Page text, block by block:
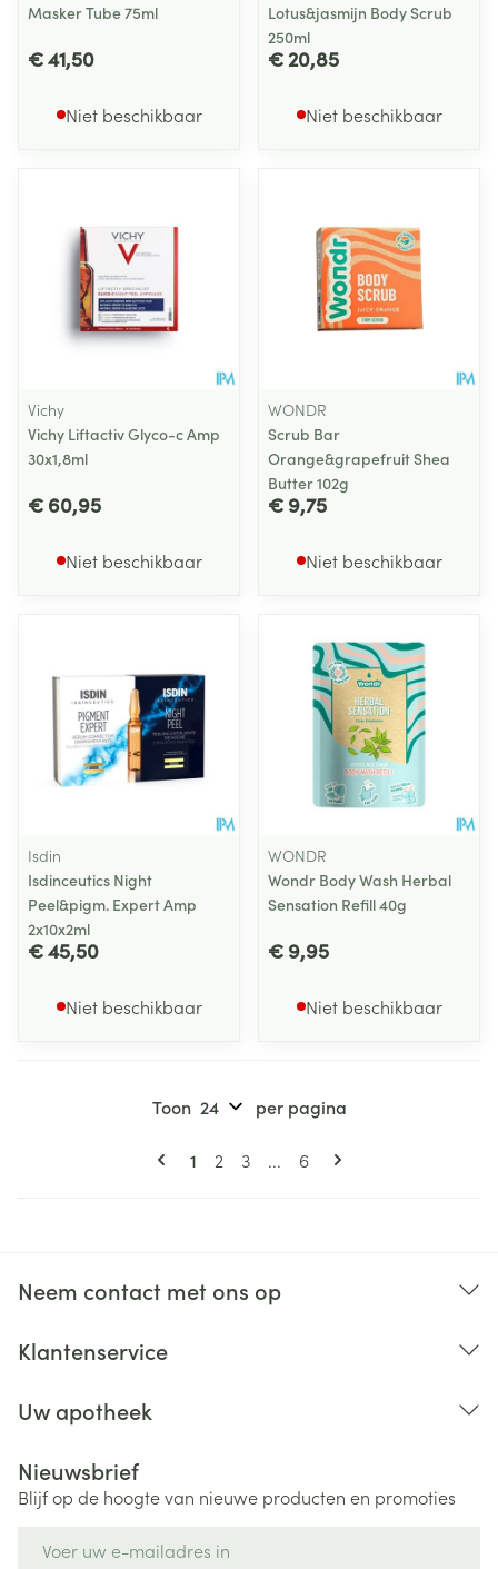
Masker Tube 75ml
€ 41,50
Niet beschikbaar
Lotus&jasmijn Body Scrub
250ml
€ 20,85
Niet beschikbaar
Vichy
Vichy Liftactiv Glyco-c Amp
30x1,8ml
€ 60,95
Niet beschikbaar
WONDR
Scrub Bar
Orange&grapefruit Shea
Butter 102g
€ 9,75
Niet beschikbaar
Isdin
Isdinceutics Night
Peel&pigm. Expert Amp
2x10x2ml
€ 45,50
Niet beschikbaar
WONDR
Wondr Body Wash Herbal
Sensation Refill 40g
€ 9,95
Niet beschikbaar
Pagina's
U lees momenteel pagina
1 Pagina
2 Pagina
3 ... Pagina
6
Toon per pagina
Neem contact met ons op
Klantenservice
Uw apotheek
Nieuwsbrief
Blijf op de hoogte van nieuwe producten en promoties